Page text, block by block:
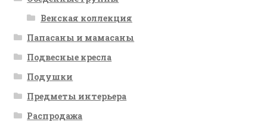
Венская коллекция
Папасаны и мамасаны
Подвесные кресла
Подушки
Предметы интерьера
Распродажа